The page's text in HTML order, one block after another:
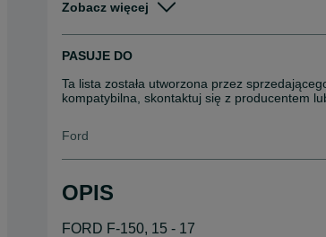
Rodzaj
Zobacz więcej
PASUJE DO
Ta lista została utworzona przez
kompatybilna, skontaktuj się z producentem
Ford
OPIS
FORD F-150, 15 - 17